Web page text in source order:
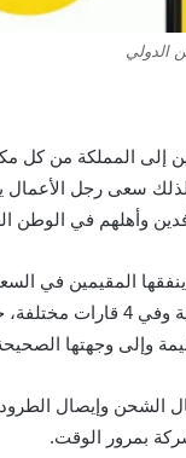
الدولي
إلى المملكة من كل
سعى رجل
وأهلهم في الوطن
المقيمين في
الأجنبية. كما أن الشركة فيما بعد أصبحت
وإلى وجهتها
وإيصال الطرود
بمرور الوقت.